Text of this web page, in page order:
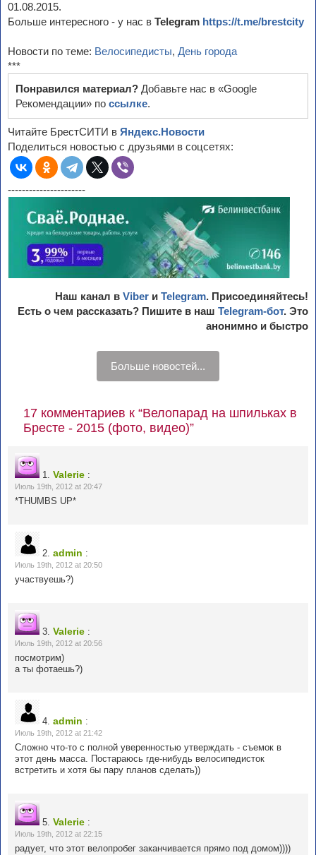
01.08.2015.
Больше интересного - у нас в Telegram https://t.me/brestcity
Новости по теме: Велосипедисты, День города
***
Понравился материал? Добавьте нас в «Google
Рекомендации» по ссылке.
Читайте БрестСИТИ в Яндекс.Новости
Поделиться новостью с друзьями в соцсетях:
----------------------
Наш канал в Viber и Telegram. Присоединяйтесь!
Есть о чем рассказать? Пишите в наш Telegram-бот. Это
анонимно и быстро
Больше новостей...
17 комментариев к “Велопарад на шпильках в
Бресте - 2015 (фото, видео)”
1. Valerie :
Июль 19th, 2012 at 20:47
*THUMBS UP*
2. admin :
Июль 19th, 2012 at 20:50
участвуешь?)
3. Valerie :
Июль 19th, 2012 at 20:56
посмотрим)
а ты фотаешь?)
4. admin :
Июль 19th, 2012 at 21:42
Сложно что-то с полной уверенностью утверждать - съемок в
этот день масса. Постараюсь где-нибудь велосипедисток
встретить и хотя бы пару планов сделать))
5. Valerie :
Июль 19th, 2012 at 22:15
радует, что этот велопробег заканчивается прямо под домом))))